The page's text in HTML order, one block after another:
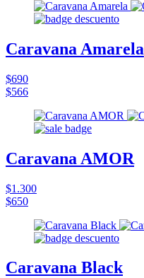
Caravana Amarela
$690
$566
Caravana AMOR
$1.300
$650
Caravana Black